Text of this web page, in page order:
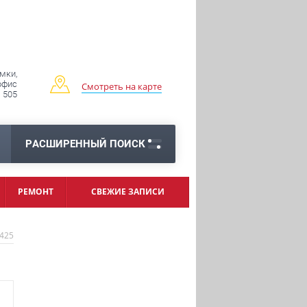
505
Смотреть на карте
РАСШИРЕННЫЙ ПОИСК
РЕМОНТ СВЕЖИЕ ЗАПИСИ